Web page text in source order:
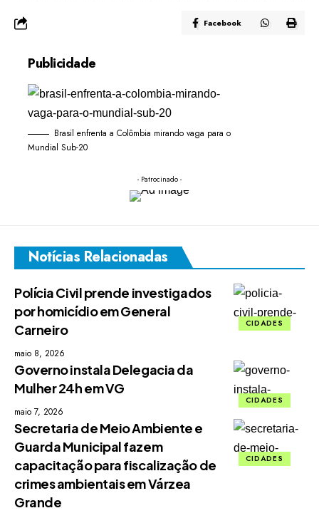
Facebook
Publicidade
Brasil enfrenta a Colômbia mirando vaga para o
Mundial Sub-20
- Patrocinado -
Notícias Relacionadas
CIDADES
Polícia Civil prende investigados
por homicídio em General
Carneiro
maio 8, 2026
CIDADES
Governo instala Delegacia da
Mulher 24h em VG
maio 7, 2026
CIDADES
Secretaria de Meio Ambiente e
Guarda Municipal fazem
capacitação para fiscalização de
crimes ambientais em Várzea
Grande